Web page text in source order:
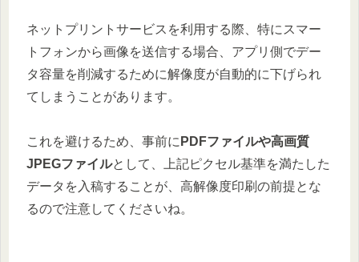
ネットプリントサービスを利用する際、特にスマー
トフォンから画像を送信する場合、アプリ側でデー
タ容量を削減するために解像度が自動的に下げられ
てしまうことがあります。
これを避けるため、事前に PDFファイルや高画質
JPEGファイルとして、上記ピクセル基準を満たした
データを入稿することが、高解像度印刷の前提とな
るので注意してくださいね。